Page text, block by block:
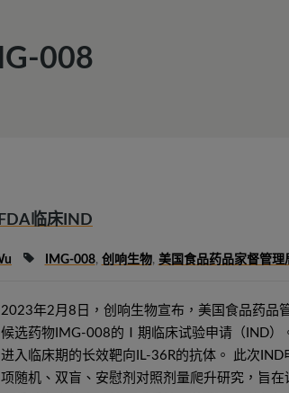
008
临床IND
IMG-008, 创响生物, 美国食品药品家督管理
2023年2月8日，创响生物宣布，美国食品药品
候选药物IMG-008的Ⅰ期临床试验申请（IND）
进入临床期的长效靶向IL-36R的抗体。 此次
项随机、双盲、安慰剂对照剂量爬升研究，旨